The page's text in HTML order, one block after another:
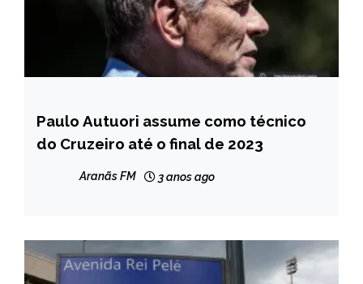
ESPORTES
NOTÍCIAS
Paulo Autuori assume como técnico
do Cruzeiro até o final de 2023
Aranãs FM 3 anos ago